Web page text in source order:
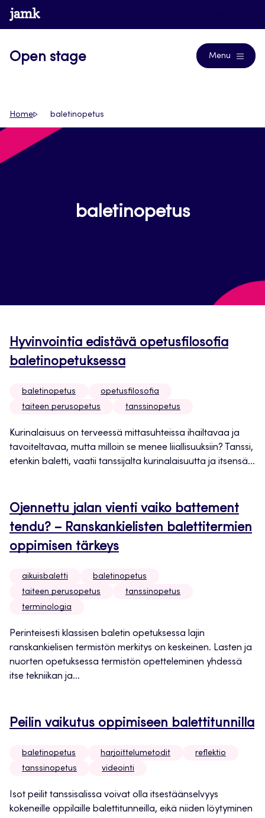
Siirry
suoraan
www.jamk.fi
Open stage Menu
Home baletinopetus
baletinopetus
Hyvinvointia edistävä opetusfilosofia
baletinopetuksessa
baletinopetus
opetusfilosofia
taiteen perusopetus
tanssinopetus
Kurinalaisuus on terveessä mittasuhteissa ihailtavaa ja
tavoiteltavaa, mutta milloin se menee liiallisuuksiin? Tanssi,
etenkin baletti, vaatii tanssijalta kurinalaisuutta ja itsensä...
Ojennettu jalan vienti vaiko battement
tendu? – Ranskankielisten balettitermien
oppimisen tärkeys
aikuisbaletti
baletinopetus
taiteen perusopetus
tanssinopetus
terminologia
Perinteisesti klassisen baletin opetuksessa lajin
ranskankielisen termistön merkitys on keskeinen. Lasten ja
nuorten opetuksessa termistön opetteleminen yhdessä
itse tekniikan ja...
Peilin vaikutus oppimiseen balettitunnilla
baletinopetus harjoittelumetodit
reflektio
tanssinopetus
videointi
Isot peilit tanssisalissa voivat olla itsestäänselvyys
kokeneille oppilaille balettitunneilla, eikä niiden löytyminen